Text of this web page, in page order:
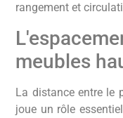
rangement et
meubles
La distance entre le
joue un rôle